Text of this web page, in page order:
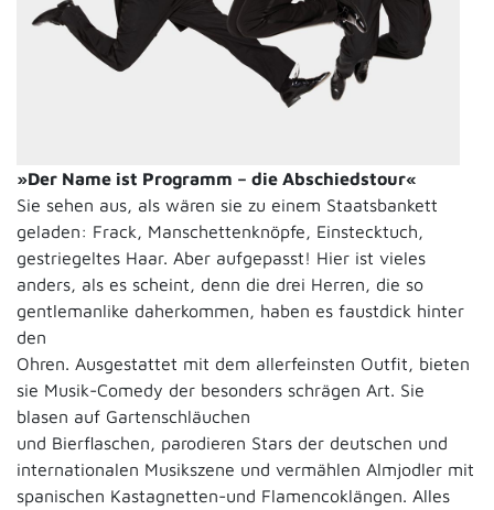
»Der Name ist Programm – die Abschiedstour«
Sie sehen aus, als wären sie zu einem Staatsbankett
geladen: Frack, Manschettenknöpfe, Einstecktuch,
gestriegeltes Haar. Aber aufgepasst! Hier ist vieles
anders, als es scheint, denn die drei Herren, die so
gentlemanlike daherkommen, haben es faustdick hinter
den
Ohren. Ausgestattet mit dem allerfeinsten Outfit, bieten
sie Musik-Comedy der besonders schrägen Art. Sie
blasen auf Gartenschläuchen
und Bierflaschen, parodieren Stars der deutschen und
internationalen Musikszene und vermählen Almjodler mit
spanischen Kastagnetten-und Flamencoklängen. Alles